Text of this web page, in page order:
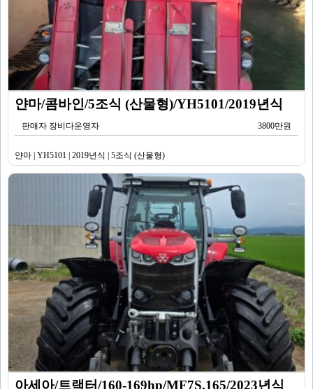
얀마/콤바인/5조식 (산물형)/YH5101/2019년식
판매자 장비다운영자 3800만원
얀마 | YH5101 | 2019년식 | 5조식 (산물형)
아세아/트랙터/160-169hp/MF7S.165/2023년식